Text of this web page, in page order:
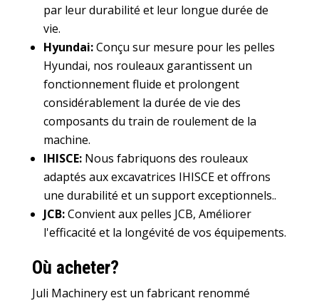
par leur durabilité et leur longue durée de
vie.
Hyundai:Conçu sur mesure pour les pelles
Hyundai, nos rouleaux garantissent un
fonctionnement fluide et prolongent
considérablement la durée de vie des
composants du train de roulement de la
machine.
IHISCE: Nous fabriquons des rouleaux
adaptés aux excavatrices IHISCE et offrons
une durabilité et un support exceptionnels..
JCB:Convient aux pelles JCB, Améliorer
l'efficacité et la longévité de vos équipements.
Où acheter?
Juli Machinery est un fabricant renommé